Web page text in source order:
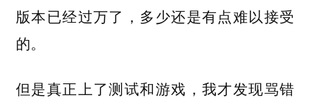
版本已经过万了，多少还是有点难以接受
的。
但是真正上了测试和游戏，我才发现骂错